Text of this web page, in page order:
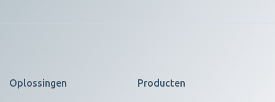
Oplossingen Producten